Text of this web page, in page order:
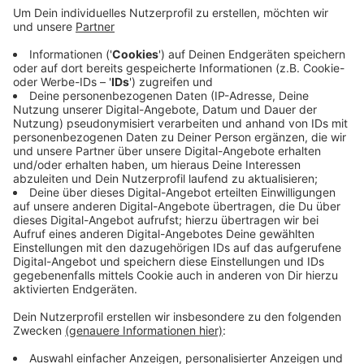
August Fotos einsenden. Im Oktober findet dann
Fotopreis und zu den Teilnahmebedingungen findet
ihr auf RadioWuppertal.de unter dem Stichwort
"Aktionen". Veranstalter des Wuppertaler
Fotopreis sind die Volksbank im Bergischen Land,
das Druckhaus Ley + Wiegandt und die
Wuppertaler Rundschau.
Veröffentlicht:Montag, 15.07.2019 11:56
Anzeige
Anzeige